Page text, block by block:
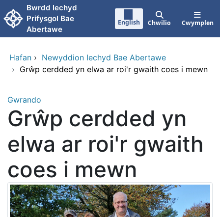
Neidio i'r prif gynnwy
Bwrdd lechyd
Prifysgol Bae
Abertawe
English Chwilio Cwymplen
Hafan › Newyddion Iechyd Bae Abertawe
› Grŵp cerdded yn elwa ar roi'r gwaith coes i mewn
Gwrando
Grŵp cerdded yn
elwa ar roi'r gwaith
coes i mewn